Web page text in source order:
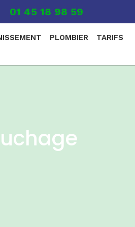
01 45 18 98 59
PLOMBIER TARIFS